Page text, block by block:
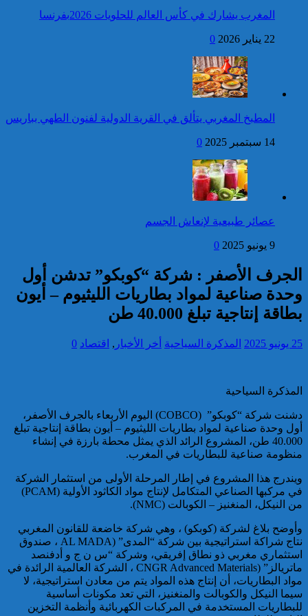
برقية تهنئة إلى جلالة الملك
من الرئيس الفرنسي إيمانويل
ماكرون بمناسبة عيد العرش
فتح بحث للتحقق من الأفعال
الإجرامية المنسوبة لأربع وعشرين
شخصا للاشتباه في تورطهم في
الامتناع عن القيام بعمل من أعمال
وظيفتهم بغرض الارتشاء
واستغلال النفوذ
إحصائيات مكافحة الجريمة ..
استمرار ارتفاع معدل الزجر
بالعنف
تقديم 17 موقوفا على أنظار النيابة
العامة لدى محكمة الاستئناف
موظف أمن يتقدم بشكاية لدى
الوكيل العام للملك بمحكمة
الاستئناف بالدار البيضاء على
خلفية ادعاءات وهمية وجرائم
مزعومة نسبها له حساب على
شبكات التواصل الاجتماعي
كاريكاتير
كاريكاتير
المغرب يشارك في كأس العالم للحلويات 2026بفرنسا
22 يناير 2026 0
المطبخ المغربي يتألق في القرية الدولية لفنون الطهي بباريس
14 سبتمبر 2025 0
عصائر طبيعية لإنعاش الجسم
9 يونيو 2025 0
الجرف الأصفر : شركة “كوبكو” تدشن أول
وحدة صناعية لمواد بطاريات الليثيوم – أيون
بطاقة إنتاجية تبلغ 40.000 طن
25 يونيو 2025 المذكرة السياحية أخر الأخبار , اقتصاد 0
المذكرة السياحية
دشنت شركة “كوبكو” (COBCO) اليوم الأربعاء بالجرف الأصفر،
أول وحدة صناعية لمواد بطاريات الليثيوم – أيون بطاقة إنتاجية تبلغ
40.000 طن، المشروع الرائد الذي يمثل محطة بارزة في إنشاء
منظومة صناعية للبطاريات في المغرب.
ويندرج هذا المشروع في إطار المرحلة الأولى من استثمار الشركة
في مركبها الصناعي المتكامل لإنتاج مواد الكاثود الأولية (PCAM)
من النيكل، المنغنيز – الكوبالت (NMC).
وأوضح بلاغ لشركة (كوبكو) ، وهي شركة خاضعة للقانون المغربي
نتاج شراكة استراتيجية بين شركة “المدى” (AL MADA ، صندوق
استثماري مغربي ذو نطاق إفريقي، وشركة “س ن ج و أدفنصد
ماتريالز” (CNGR Advanced Materials ، الشركة العالمية الرائدة في
مواد البطاريات، أن إنتاج هذه المواد يتم من معادن استراتيجية، لا
سيما النيكل والكوبالت والمنغنيز، التي تعد مكونات أساسية
للبطاريات المستخدمة في المركبات الكهربائية وأنظمة التخزين